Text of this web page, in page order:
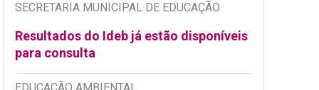
SECRETARIA MUNICIPAL DE EDUCAÇÃO
Resultados do Ideb já estão disponíveis
para consulta